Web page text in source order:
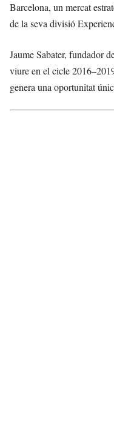
Barcelona, un mercat
de la seva divisió
Jaume Sabater, fundador
viure en el cicle
genera una oportunitat